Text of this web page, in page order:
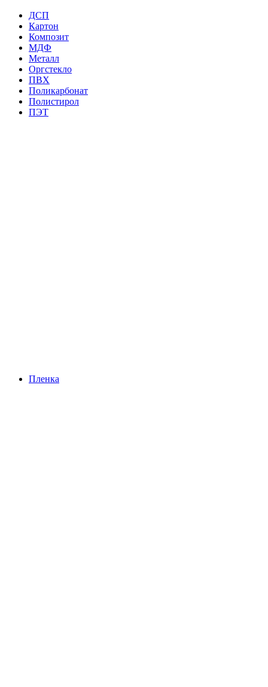
ДСП
Картон
Композит
МДФ
Металл
Оргстекло
ПВХ
Поликарбонат
Полистирол
ПЭТ
Пленка